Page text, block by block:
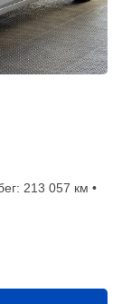
213 057 км •